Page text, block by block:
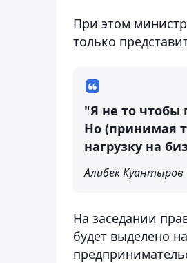
При этом
только
"Я не то чтобы
Но (принимая
нагрузку на
Алибек Куантыров
На заседании
будет выделено